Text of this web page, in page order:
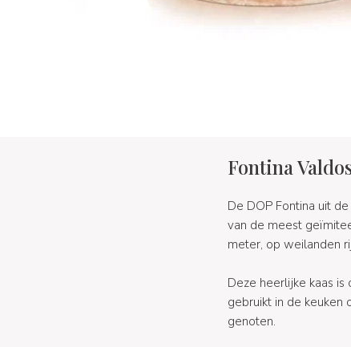
Fontina
De DOP Fontina uit
van de meest
meter, op weilanden
Deze heerlijke kaas
gebruikt in de keuken
genoten.